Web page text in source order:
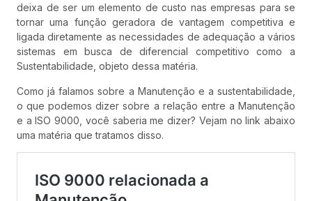
deixa de ser um elemento de custo nas empresas para se
tornar uma função geradora de vantagem competitiva e
ligada diretamente as necessidades de adequação a vários
sistemas em busca de diferencial competitivo como a
Sustentabilidade, objeto dessa matéria.
Como já falamos sobre a Manutenção e a sustentabilidade,
o que podemos dizer sobre a relação entre a Manutenção
e a ISO 9000, você saberia me dizer? Vejam no link abaixo
uma matéria que tratamos disso.